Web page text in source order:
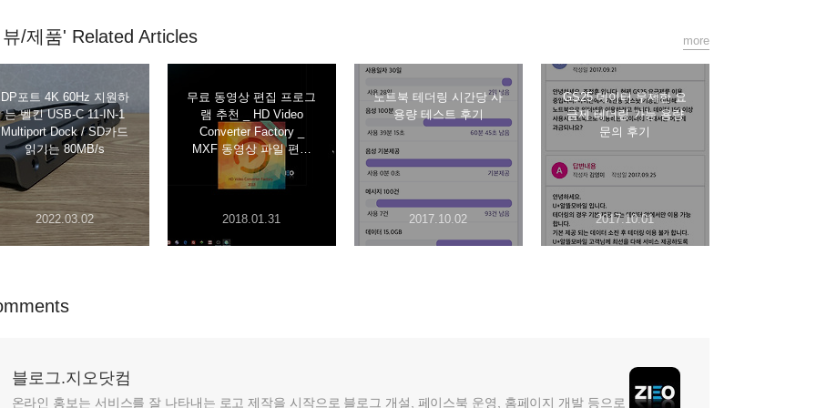
/제품' Related Articles
DP포트 4K 60Hz 지원하
는 벨킨 USB-C 11-IN-1
Multiport Dock / SD카드
읽기는 80MB/s
2022.03.02
무료 동영상 편집 프로그
램 추천 _ HD Video
Converter Factory _
MXF 동영상 파일 편집
가능
2018.01.31
노트북 테더링 시간당 사
용량 테스트 후기
2017.10.02
GS25 데이터 무제한 요
금제 테더링 가능 용량
문의 후기
2017.10.01
more
블로그.지오닷컴
온라인 홍보는 서비스를 잘 나타내는 로고 제작을 시작으로 블로그 개설, 페이스북 운영, 홈페이지 개발 등으로